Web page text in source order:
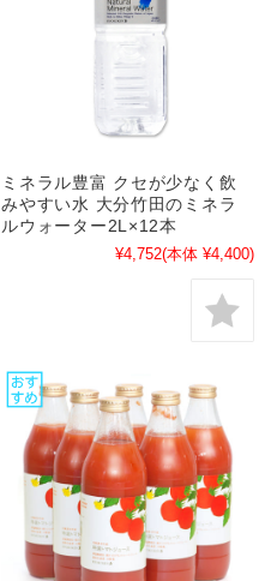
ミネラル豊富 クセが少なく飲
みやすい水 大分竹田のミネラ
ルウォーター2L×12本
¥4,752(本体 ¥4,400)